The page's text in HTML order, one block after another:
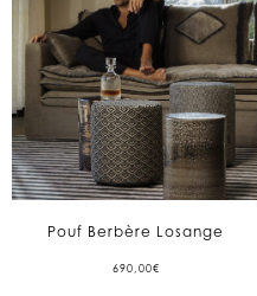
Pouf Berbère Losange
690,00€